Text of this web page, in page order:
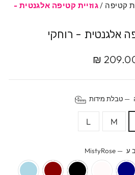
קטיפה /גוזיית קטיפה אלגנטית -
אלגנטית - רוחקי
209.00
—טבלת מידות
M
L
—
MistyRose